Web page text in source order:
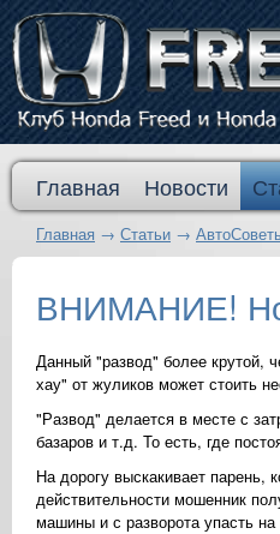
Главная Новости
Главная → Статьи →
ВНИМАНИЕ!
Данный "развод" более крутой,
хау" от жуликов может стоить
"Развод" делается в месте с
базаров и т.д. То есть, где
На дорогу выскакивает
действительности мошенник
машины и с разворота упасть на